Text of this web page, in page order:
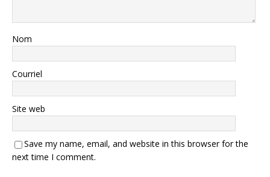
Nom
Courriel
Site web
Save my name, email, and website in this browser for the
next time I comment.